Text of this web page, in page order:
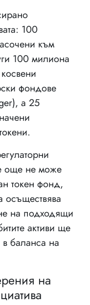
100
към
100 милиона
фондове
а 25
още не може
токен фонд,
осъществява
на подходящи
активи ще
баланса на
на